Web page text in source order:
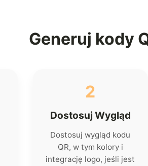
Generuj kody
2
Dostosuj Wygląd
Dostosuj wygląd kodu
QR, w tym kolory i
integrację logo, jeśli jest